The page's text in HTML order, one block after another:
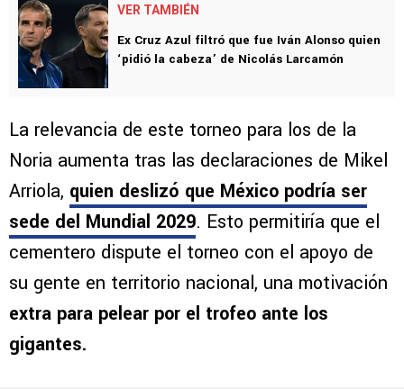
VER TAMBIÉN
Ex Cruz Azul filtró que fue Iván Alonso quien
‘pidió la cabeza’ de Nicolás Larcamón
La relevancia de este torneo para los de la
Noria aumenta tras las declaraciones de Mikel
Arriola, quien deslizó que México podría ser
sede del Mundial 2029. Esto permitiría que el
cementero dispute el torneo con el apoyo de
su gente en territorio nacional, una motivación
extra para pelear por el trofeo ante los
gigantes.